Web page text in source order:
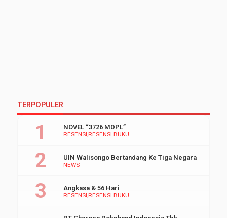
TERPOPULER
RESENSI RESENSI BUKU
NOVEL “3726 MDPL”
NEWS
UIN Walisongo Bertandang Ke Tiga Negara
RESENSI RESENSI BUKU
Angkasa & 56 Hari